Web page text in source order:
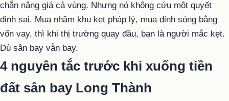
chắn nâng giá cả vùng. Nhưng nó không cứu một quyết
định sai. Mua nhầm khu kẹt pháp lý, mua đỉnh sóng bằng
vốn vay, thì khi thị trường quay đầu, bạn là người mắc kẹt.
Dù sân bay vẫn bay.
4 nguyên tắc trước khi xuống tiền
đất sân bay Long Thành